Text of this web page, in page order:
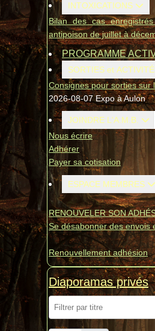
INTOXICATIONS
Bilan des cas
antipoison de juillet à
PROGRAMME
SORTIES et
Consignes pour sorties sur
2026-08-07 Expo à Aulon
JOINDRE L'A.M.B.
Nous écrire
Adhérer
Payer sa cotisation
ESPACE MEMBRES
RENOUVELER SON
Se désabonner des envois
Renouvellement adhésion
Diaporamas privés